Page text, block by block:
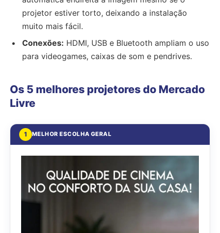
projetor estiver torto, deixando a instalação
muito mais fácil.
Conexões: HDMI, USB e Bluetooth ampliam o uso
para videogames, caixas de som e pendrives.
Os 5 melhores projetores do Mercado
Livre
1 MELHOR ESCOLHA GERAL